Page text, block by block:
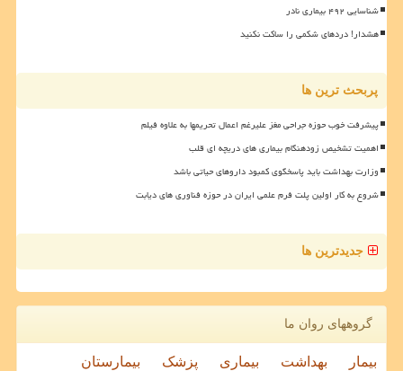
شناسایی ۴۹۲ بیماری نادر
هشدار! دردهای شکمی را ساکت نکنید
پربحث ترین ها
پیشرفت خوب حوزه جراحی مغز علیرغم اعمال تحریمها به علاوه فیلم
اهمیت تشخیص زودهنگام بیماری های دریچه ای قلب
وزارت بهداشت باید پاسخگوی کمبود داروهای حیاتی باشد
شروع به کار اولین پلت فرم علمی ایران در حوزه فناوری های دیابت
جدیدترین ها
گروههای روان ما
بیمار بهداشت بیماری پزشک بیمارستان